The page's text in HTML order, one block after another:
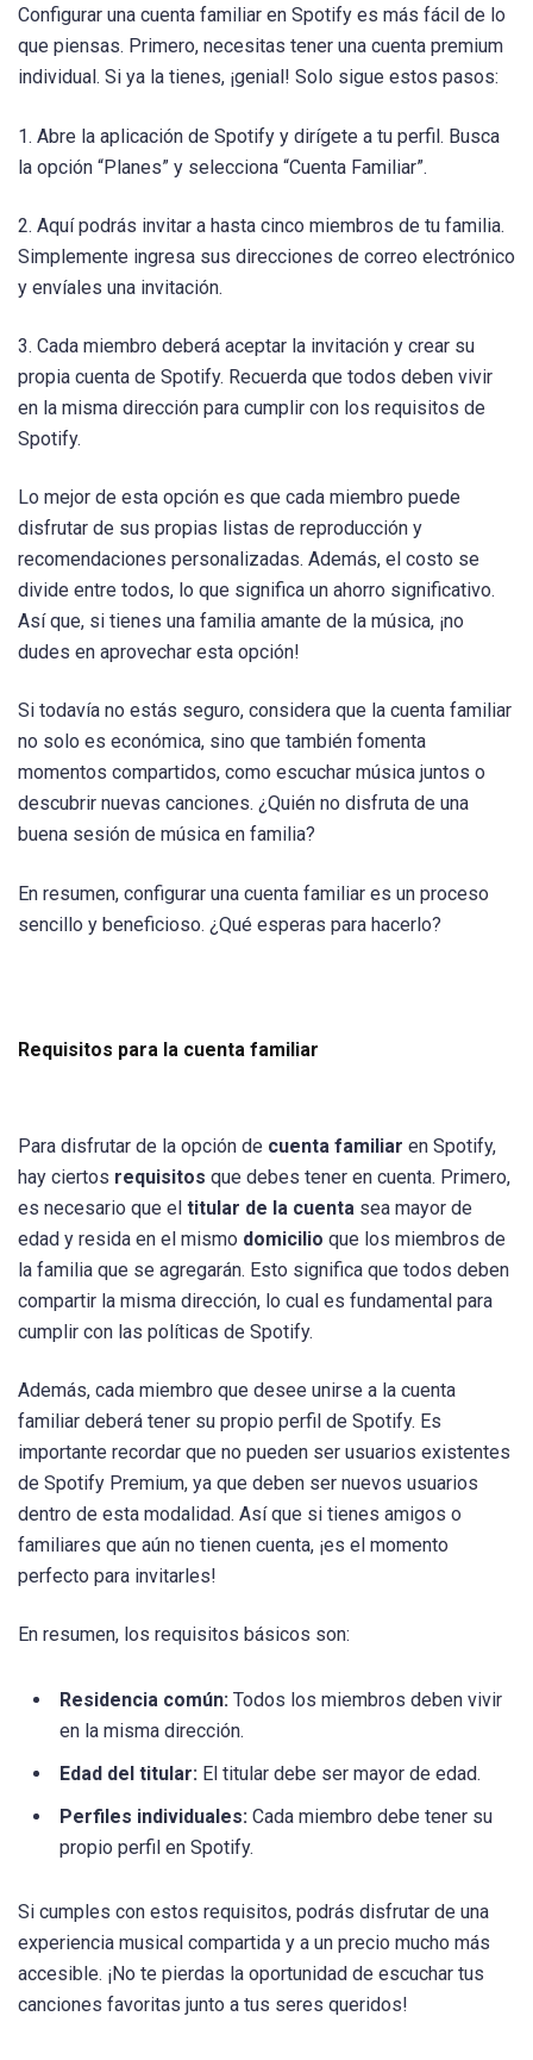
Configurar una cuenta familiar en Spotify es más fácil de lo
que piensas. Primero, necesitas tener una cuenta premium
individual. Si ya la tienes, ¡genial! Solo sigue estos pasos:
1. Abre la aplicación de Spotify y dirígete a tu perfil. Busca
la opción “Planes” y selecciona “Cuenta Familiar”.
2. Aquí podrás invitar a hasta cinco miembros de tu familia.
Simplemente ingresa sus direcciones de correo electrónico
y envíales una invitación.
3. Cada miembro deberá aceptar la invitación y crear su
propia cuenta de Spotify. Recuerda que todos deben vivir
en la misma dirección para cumplir con los requisitos de
Spotify.
Lo mejor de esta opción es que cada miembro puede
disfrutar de sus propias listas de reproducción y
recomendaciones personalizadas. Además, el costo se
divide entre todos, lo que significa un ahorro significativo.
Así que, si tienes una familia amante de la música, ¡no
dudes en aprovechar esta opción!
Si todavía no estás seguro, considera que la cuenta familiar
no solo es económica, sino que también fomenta
momentos compartidos, como escuchar música juntos o
descubrir nuevas canciones. ¿Quién no disfruta de una
buena sesión de música en familia?
En resumen, configurar una cuenta familiar es un proceso
sencillo y beneficioso. ¿Qué esperas para hacerlo?
Requisitos para la cuenta familiar
Para disfrutar de la opción de cuenta familiar en Spotify,
hay ciertos requisitos que debes tener en cuenta. Primero,
es necesario que el titular de la cuenta sea mayor de
edad y resida en el mismo domicilio que los miembros de
la familia que se agregarán. Esto significa que todos deben
compartir la misma dirección, lo cual es fundamental para
cumplir con las políticas de Spotify.
Además, cada miembro que desee unirse a la cuenta
familiar deberá tener su propio perfil de Spotify. Es
importante recordar que no pueden ser usuarios existentes
de Spotify Premium, ya que deben ser nuevos usuarios
dentro de esta modalidad. Así que si tienes amigos o
familiares que aún no tienen cuenta, ¡es el momento
perfecto para invitarles!
En resumen, los requisitos básicos son:
Residencia común: Todos los miembros deben vivir
en la misma dirección.
Edad del titular: El titular debe ser mayor de edad.
Perfiles individuales: Cada miembro debe tener su
propio perfil en Spotify.
Si cumples con estos requisitos, podrás disfrutar de una
experiencia musical compartida y a un precio mucho más
accesible. ¡No te pierdas la oportunidad de escuchar tus
canciones favoritas junto a tus seres queridos!